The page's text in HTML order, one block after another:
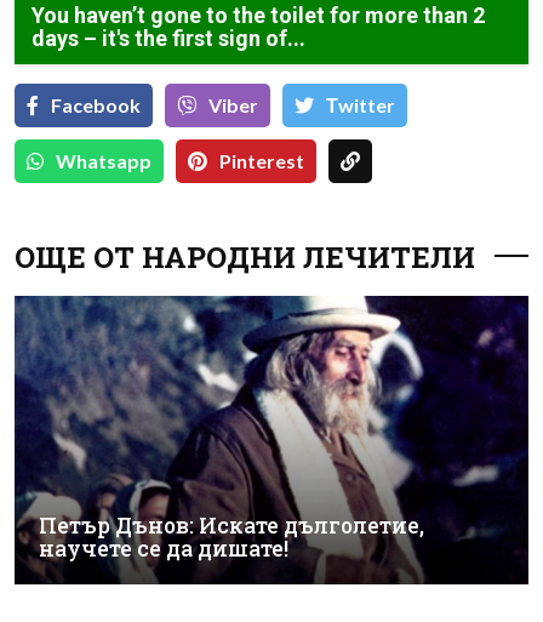
You haven’t gone to the toilet for more than 2
days – it's the first sign of...
Facebook Viber Тwitter
Whatsapp Pinterest
ОЩЕ ОТ НАРОДНИ ЛЕЧИТЕЛИ
Петър Дънов: Искате дълголетие,
научете се да дишате!